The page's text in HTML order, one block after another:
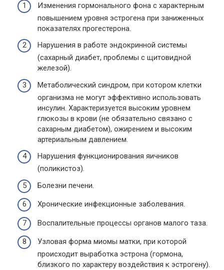
Изменения гормонального фона с характерным
повышением уровня эстрогена при заниженных
показателях прогестерона.
Нарушения в работе эндокринной системы
(сахарный диабет, проблемы с щитовидной
железой).
Метаболический синдром, при котором клетки
организма не могут эффективно использовать
инсулин. Характеризуется высоким уровнем
глюкозы в крови (не обязательно связано с
сахарным диабетом), ожирением и высоким
артериальным давлением.
Нарушения функционирования яичников
(поликистоз).
Болезни печени.
Хронические инфекционные заболевания.
Воспалительные процессы органов малого таза.
Узловая форма миомы матки, при которой
происходит выработка эстрона (гормона,
близкого по характеру воздействия к эстрогену).